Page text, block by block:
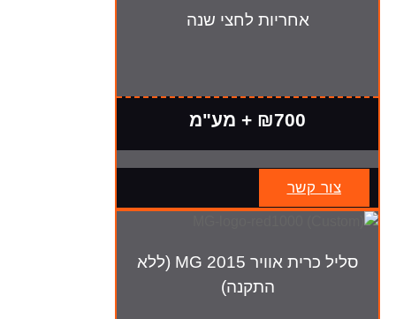
אחריות לחצי שנה
₪700 + מע"מ
צור קשר
סליל כרית אוויר MG 2015 (ללא
התקנה)